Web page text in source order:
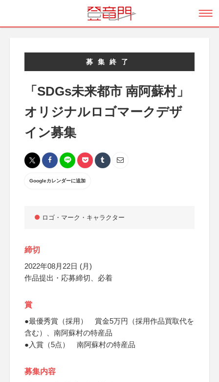
募集終了
「SDGs未来都市 南阿蘇村」
オリジナルロゴマークデザ
イン募集
Googleカレンダーに追加
ロゴ・マーク・キャラクター
締切
2022年08月22日 (月)
作品提出・応募締切、必着
賞
●最優秀賞（採用） 賞金5万円（採用作品買取代を
含む）、南阿蘇村の特産品
●入賞（5点） 南阿蘇村の特産品
募集内容